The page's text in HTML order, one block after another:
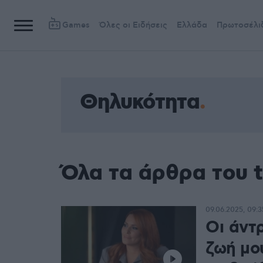
Games Όλες οι Ειδήσεις Ελλάδα
Θηλυκότητα
Όλα τα άρθρα του
Οι
ζωή
09.06.2025,